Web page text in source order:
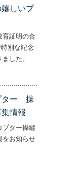
しいプ
育証明の合
別な記念
した。
務からの嬉しいプレゼン
ター 操
情報
プター操縦
をお知らせ